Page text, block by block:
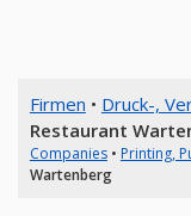
Firmen • Druck-,
Restaurant
Companies• Printing,
Wartenberg